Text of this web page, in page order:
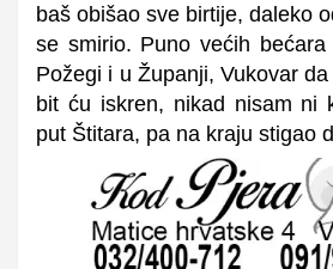
baš obišao sve birtije, daleko
se smirio. Puno većih
Požegi i u Županji, Vukovar
bit ću iskren, nikad nisam ni
put Štitara, pa na kraju stigao